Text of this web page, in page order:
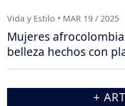
Vida y Estilo • MAR 19 / 2025
Mujeres
belleza hechos con
+